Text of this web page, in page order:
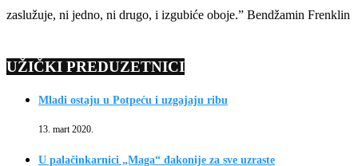
zaslužuje, ni jedno, ni drugo, i izgubiće oboje.” Bendžamin Frenklin
UŽIČKI PREDUZETNICI
Mladi ostaju u Potpeću i uzgajaju ribu
13. mart 2020.
U palačinkarnici „Maga“ đakonije za sve uzraste